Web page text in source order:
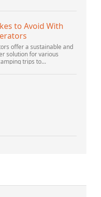
to Avoid With
offer a sustainable and
solution for various
trips to
vital to navigate common